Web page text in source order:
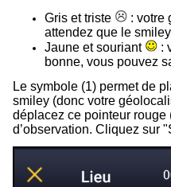
Gris et triste
: votre
attendez que le
Jaune et souriant
:
bonne, vous pouvez
Le symbole (1) permet de
smiley (donc votre
déplacez ce pointeur rouge
d’observation. Cliquez sur